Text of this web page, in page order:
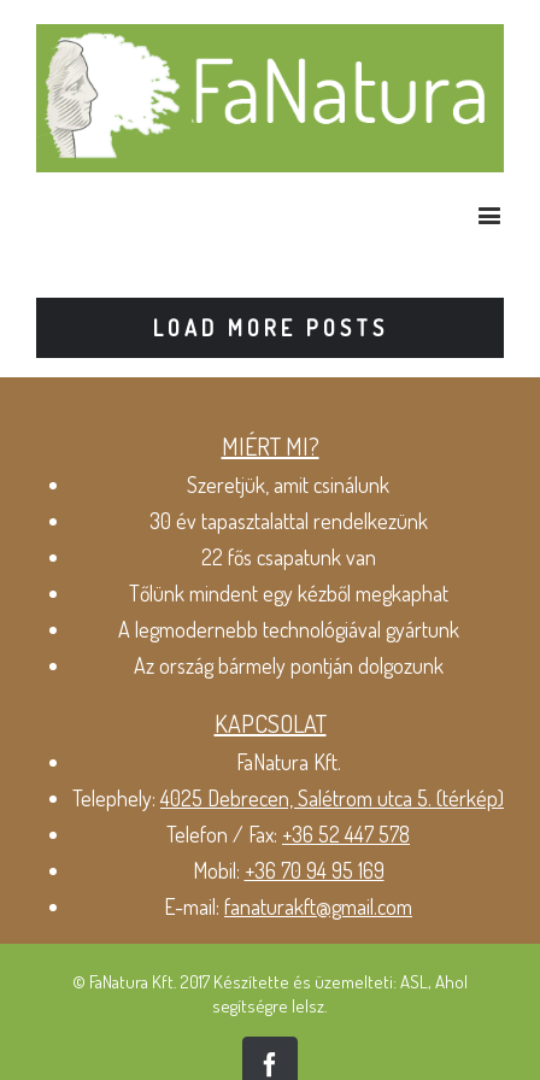
LOAD MORE POSTS
MIÉRT MI?
Szeretjük, amit csinálunk
30 év tapasztalattal rendelkezünk
22 fős csapatunk van
Tőlünk mindent egy kézből megkaphat
A legmodernebb technológiával gyártunk
Az ország bármely pontján dolgozunk
KAPCSOLAT
FaNatura Kft.
Telephely:4025 Debrecen, Salétrom utca 5. (térkép)
Telefon / Fax: +36 52 447 578
Mobil: +36 70 94 95 169
E-mail: fanaturakft@gmail.com
© FaNatura Kft. 2017 Készítette és üzemelteti: ASL, Ahol
segítségre lelsz.